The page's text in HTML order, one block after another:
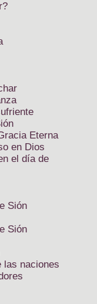
Eterna
en Dios
el día de
Sión
Sión
las naciones